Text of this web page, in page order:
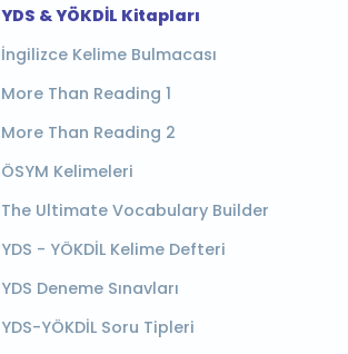
YDS & YÖKDİL Kitapları
İngilizce Kelime Bulmacası
More Than Reading 1
More Than Reading 2
ÖSYM Kelimeleri
The Ultimate Vocabulary Builder
YDS - YÖKDİL Kelime Defteri
YDS Deneme Sınavları
YDS-YÖKDİL Soru Tipleri